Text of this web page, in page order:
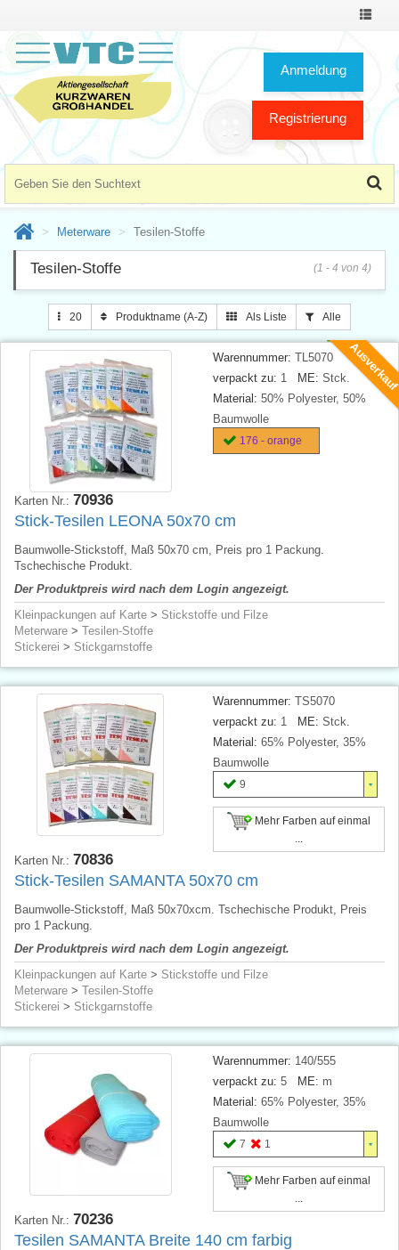
Toggle
Anmeldung
Registrierung
Meterware Tesilen-Stoffe
Tesilen-Stoffe (1 - 4 von 4)
20 Produktname (A-Z) Als Liste Alle
Warennummer: TL5070
verpackt zu: 1 ME: Stck.
Material: 50% Polyester, 50%
Baumwolle
176 - orange
Karten Nr.: 70936
Stick-Tesilen LEONA 50x70 cm
Baumwolle-Stickstoff, Maß 50x70 cm, Preis pro 1 Packung.
Tschechische Produkt.
Der Produktpreis wird nach dem Login angezeigt.
Kleinpackungen auf Karte > Stickstoffe und Filze
Meterware > Tesilen-Stoffe
Stickerei > Stickgarnstoffe
Warennummer: TS5070
verpackt zu: 1 ME: Stck.
Material: 65% Polyester, 35%
Baumwolle
9
Mehr Farben auf einmal
Karten Nr.: 70836
Stick-Tesilen SAMANTA 50x70 cm
Baumwolle-Stickstoff, Maß 50x70xcm. Tschechische Produkt, Preis
pro 1 Packung.
Der Produktpreis wird nach dem Login angezeigt.
Kleinpackungen auf Karte > Stickstoffe und Filze
Meterware > Tesilen-Stoffe
Stickerei > Stickgarnstoffe
Warennummer: 140/555
verpackt zu: 5 ME: m
Material: 65% Polyester, 35%
Baumwolle
7 1
Mehr Farben auf einmal
Karten Nr.: 70236
Tesilen SAMANTA Breite 140 cm farbig